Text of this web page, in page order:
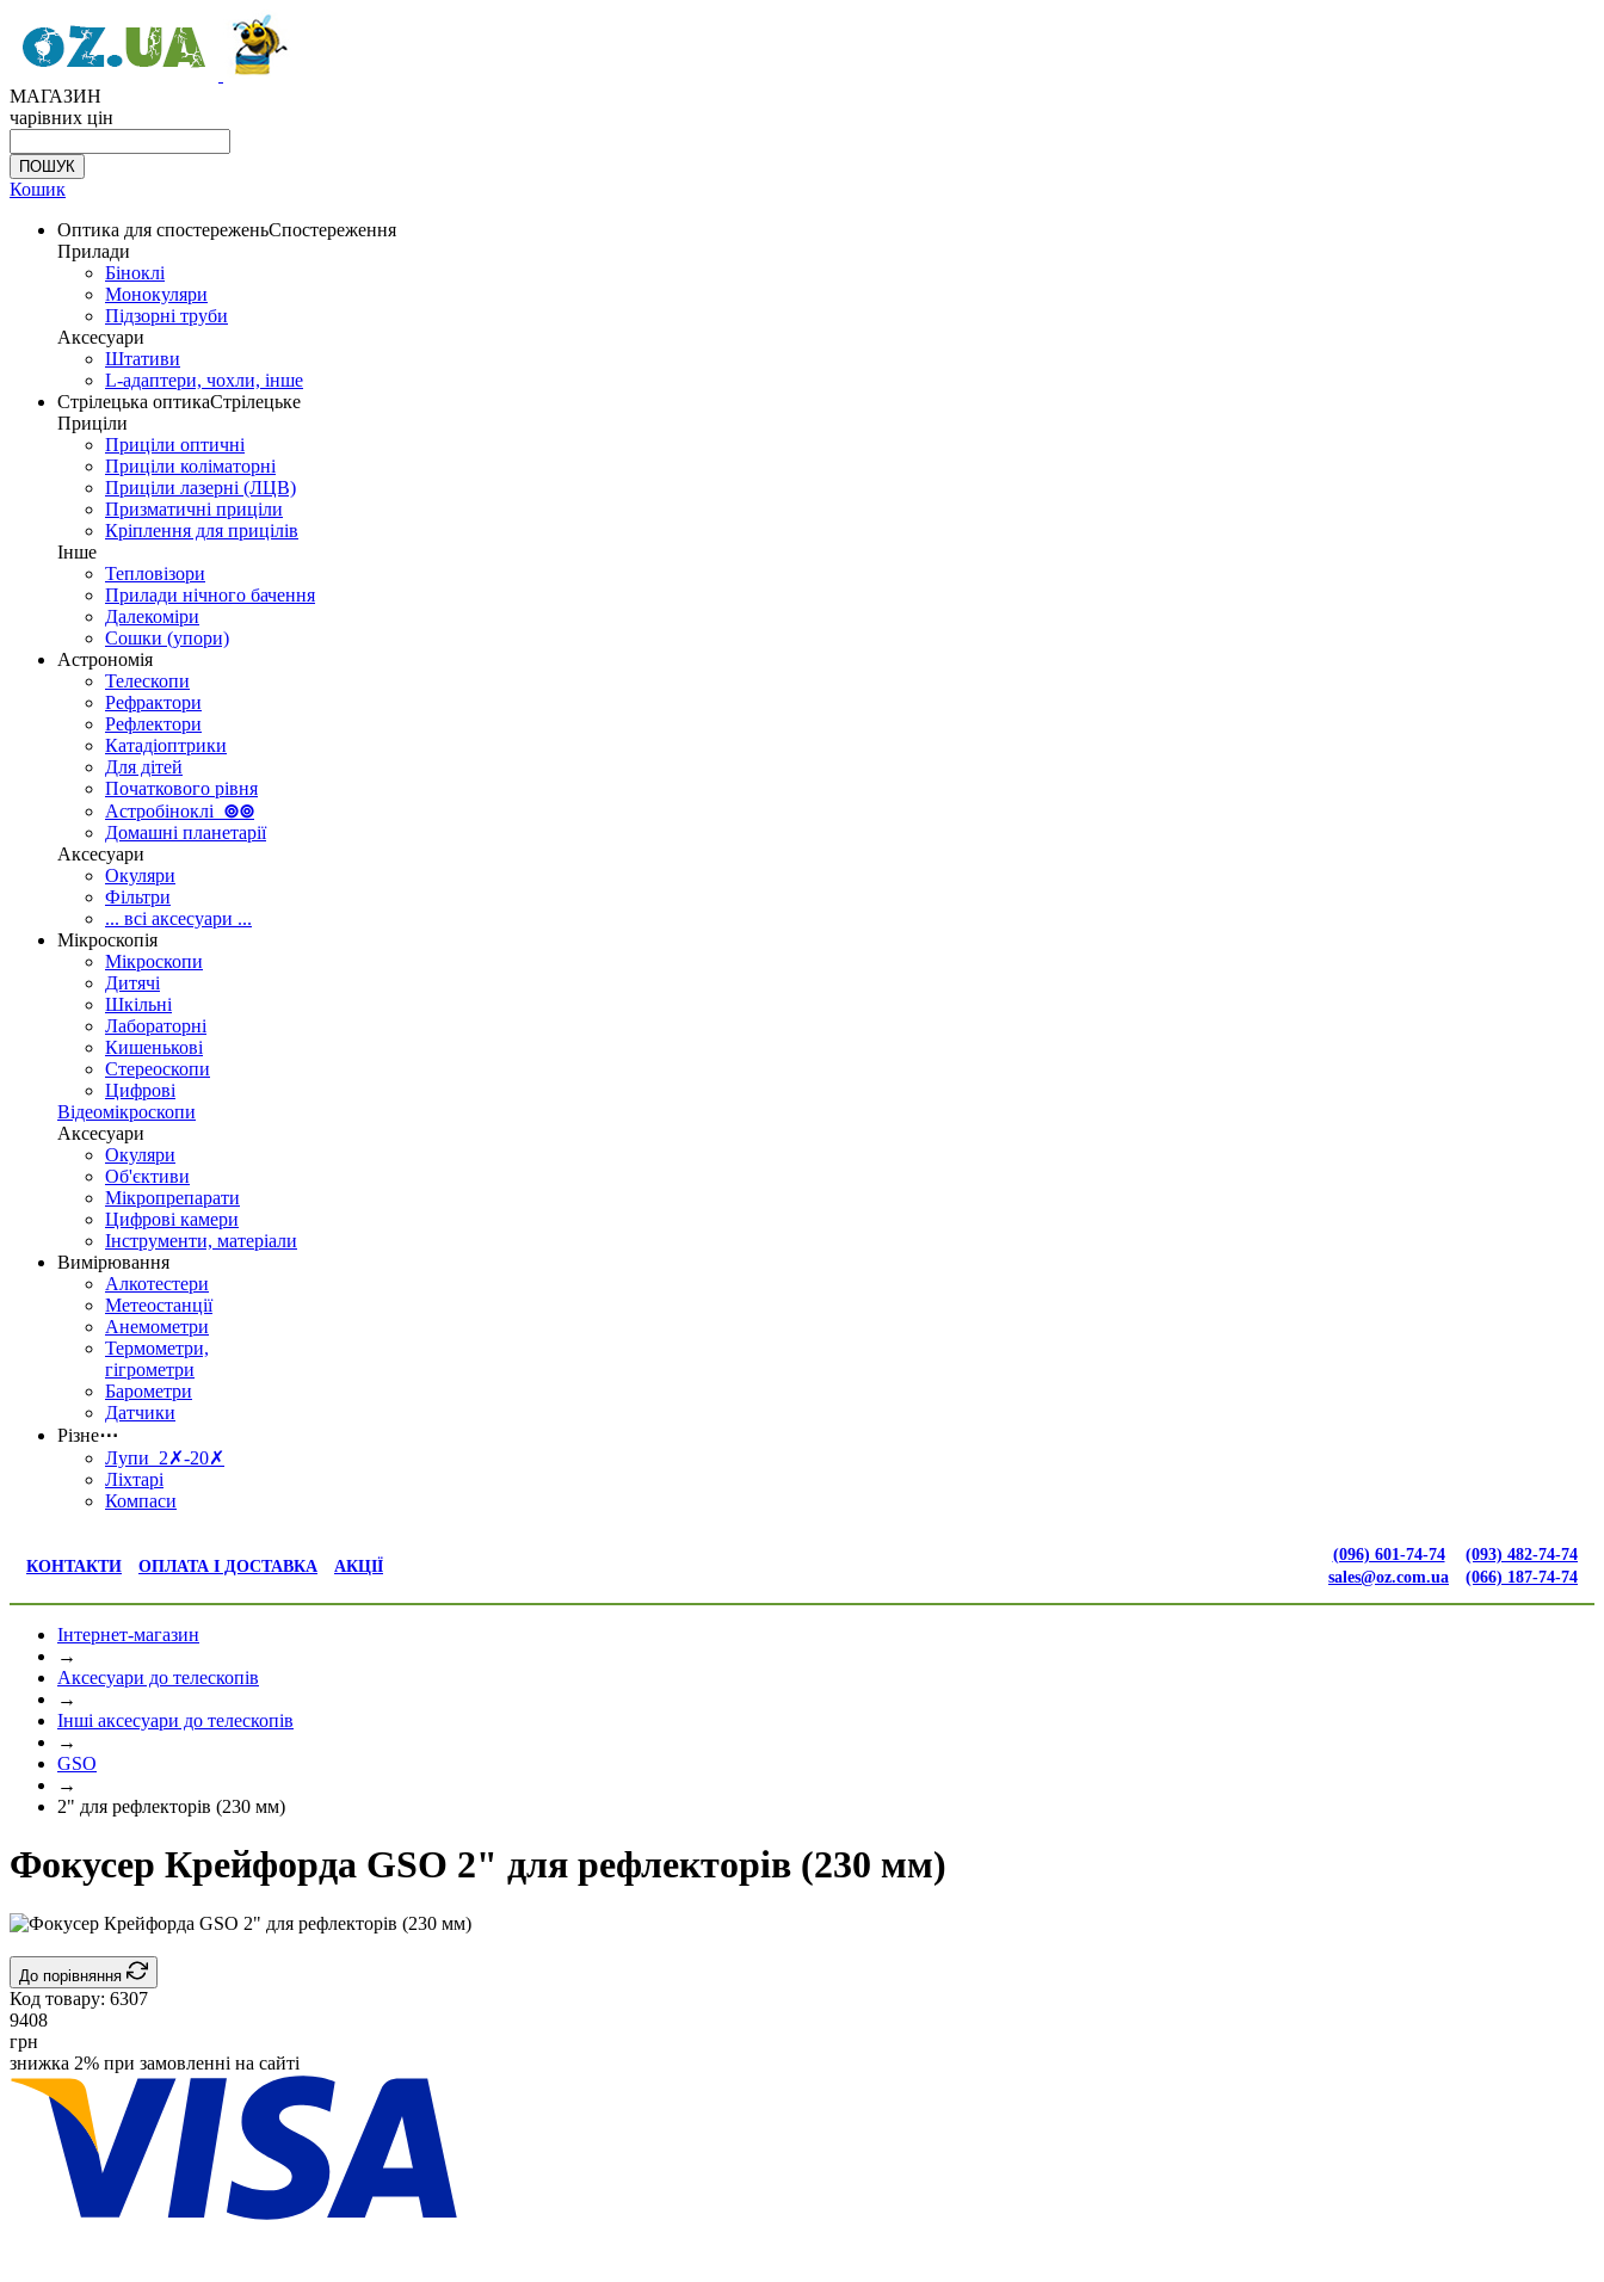
МАГАЗИН
чарівних цін
Кошик
Оптика для спостереженьСпостереження
Прилади
Біноклі
Монокуляри
Підзорні труби
Аксесуари
Штативи
L-адаптери, чохли, інше
Стрілецька оптикаСтрілецьке
Приціли
Приціли оптичні
Приціли коліматорні
Приціли лазерні (ЛЦВ)
Призматичні приціли
Кріплення для прицілів
Інше
Тепловізори
Прилади нічного бачення
Далекоміри
Сошки (упори)
Астрономія
Телескопи
Рефрактори
Рефлектори
Катадіоптрики
Для дітей
Початкового рівня
Астробіноклі ⊚⊚
Домашні планетарії
Аксесуари
Окуляри
Фільтри
... всі аксесуари ...
Мікроскопія
Мікроскопи
Дитячі
Шкільні
Лабораторні
Кишенькові
Стереоскопи
Цифрові
Відеомікроскопи
Аксесуари
Окуляри
Об'єктиви
Мікропрепарати
Цифрові камери
Інструменти, матеріали
Вимірювання
Алкотестери
Метеостанції
Анемометри
Термометри,
гігрометри
Барометри
Датчики
Різне⋯
Лупи 2✗-20✗
Ліхтарі
Компаси
КОНТАКТИ ОПЛАТА І ДОСТАВКА АКЦІЇ
(096) 601-74-74
sales@oz.com.ua
(093) 482-74-74
(066) 187-74-74
Інтернет-магазин
→
Аксесуари до телескопів
→
Інші аксесуари до телескопів
→
GSO
→
2" для рефлекторів (230 мм)
Фокусер Крейфорда GSO 2" для рефлекторів (230 мм)
До порівняння
Код товару: 6307
9408
грн
знижка 2% при замовленні на сайті